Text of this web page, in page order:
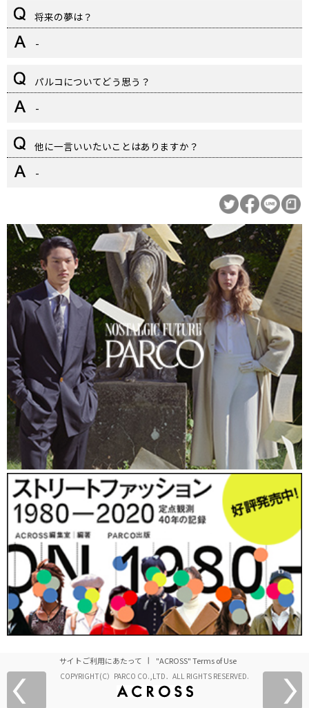
将来の夢は？
-
パルコについてどう思う？
-
他に一言いいたいことはありますか？
-
サイトご利用にあたって "ACROSS" Terms of Use
COPYRIGHT(C）PARCO CO.,LTD．ALL RIGHTS RESERVED.